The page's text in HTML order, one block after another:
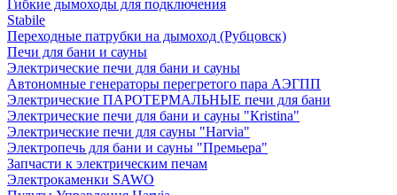
Гибкие дымоходы для подключения
Stabile
Переходные патрубки на дымоход (Рубцовск)
Печи для бани и сауны
Электрические печи для бани и сауны
Автономные генераторы перегретого пара АЭГПП
Электрические ПАРОТЕРМАЛЬНЫЕ печи для бани
Электрические печи для бани и сауны "Кristina"
Электрические печи для сауны "Harvia"
Электропечь для бани и сауны "Премьера"
Запчасти к электрическим печам
Электрокаменки SAWO